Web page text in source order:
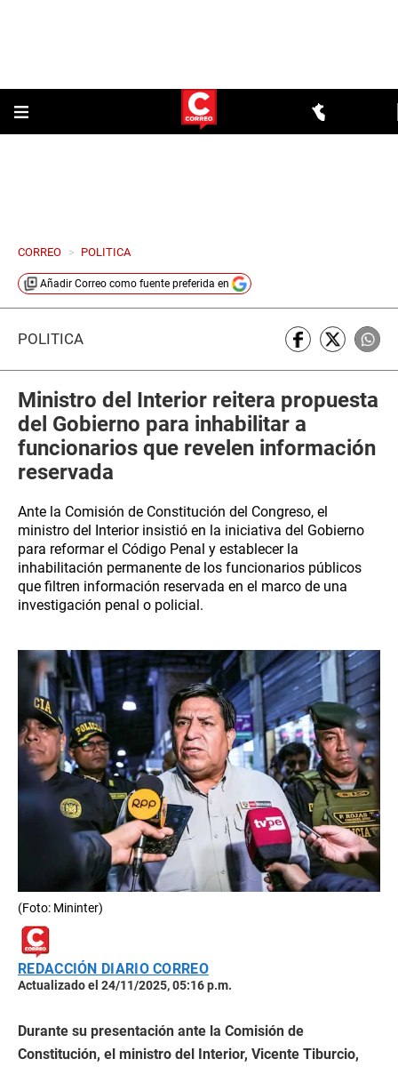
CORREO > POLITICA
Añadir Correo como fuente preferida en
POLÍTICA
Ministro del Interior reitera propuesta
del Gobierno para inhabilitar a
funcionarios que revelen información
reservada
Ante la Comisión de Constitución del Congreso, el
ministro del Interior insistió en la iniciativa del Gobierno
para reformar el Código Penal y establecer la
inhabilitación permanente de los funcionarios públicos
que filtren información reservada en el marco de una
investigación penal o policial.
(Foto: Mininter)
REDACCIÓN DIARIO CORREO
Actualizado el 24/11/2025, 05:16 p.m.
Durante su presentación ante la Comisión de
Constitución, el ministro del Interior, Vicente Tiburcio,